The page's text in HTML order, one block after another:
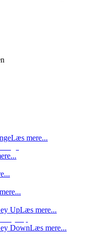
Læs mere...
UpLæs mere...
DownLæs mere...